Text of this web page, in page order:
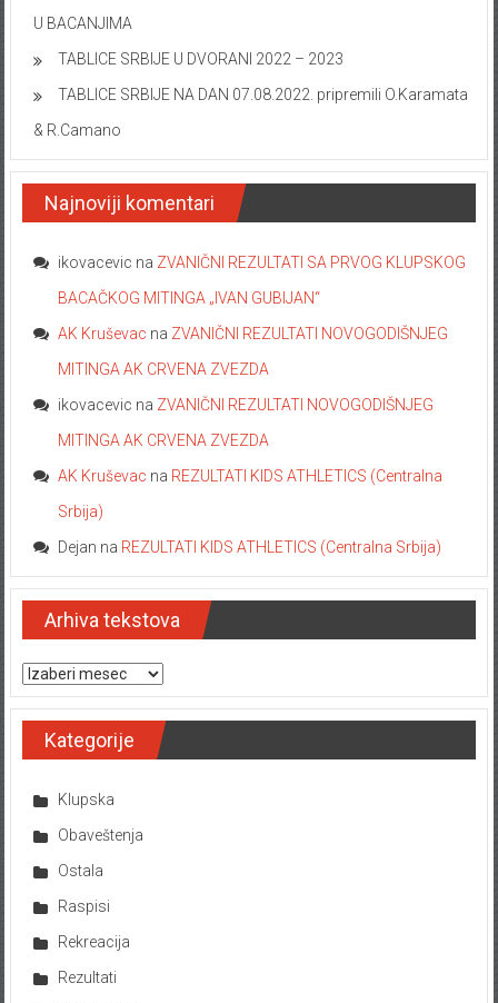
U BACANJIMA
TABLICE SRBIJE U DVORANI 2022 – 2023
TABLICE SRBIJE NA DAN 07.08.2022. pripremili O.Karamata
& R.Camano
Najnoviji komentari
ikovacevic na ZVANIČNI REZULTATI SA PRVOG KLUPSKOG
BACAČKOG MITINGA „IVAN GUBIJAN“
AK Kruševac na ZVANIČNI REZULTATI NOVOGODIŠNJEG
MITINGA AK CRVENA ZVEZDA
ikovacevic na ZVANIČNI REZULTATI NOVOGODIŠNJEG
MITINGA AK CRVENA ZVEZDA
AK Kruševac na REZULTATI KIDS ATHLETICS (Centralna
Srbija)
Dejan na REZULTATI KIDS ATHLETICS (Centralna Srbija)
Arhiva tekstova
Arhiva tekstova
Kategorije
Klupska
Obaveštenja
Ostala
Raspisi
Rekreacija
Rezultati